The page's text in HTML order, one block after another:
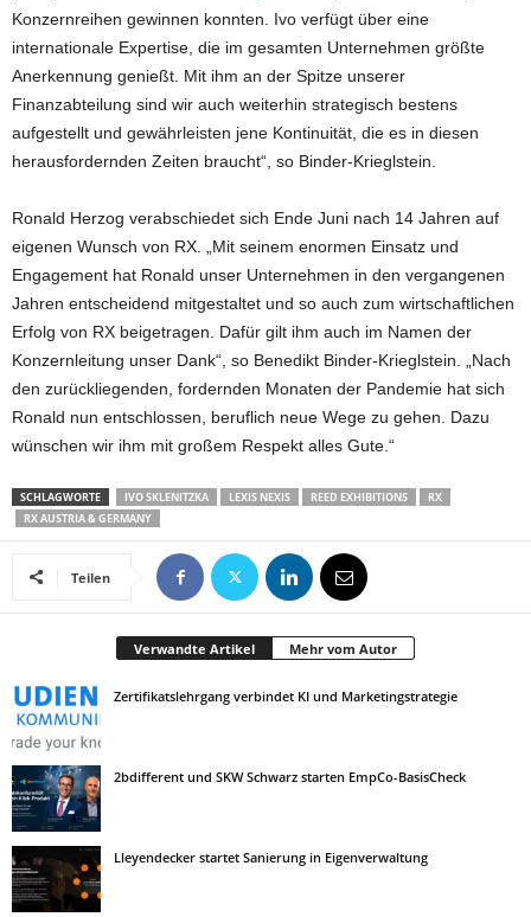
Konzernreihen gewinnen konnten. Ivo verfügt über eine
internationale Expertise, die im gesamten Unternehmen größte
Anerkennung genießt. Mit ihm an der Spitze unserer
Finanzabteilung sind wir auch weiterhin strategisch bestens
aufgestellt und gewährleisten jene Kontinuität, die es in diesen
herausfordernden Zeiten braucht“, so Binder-Krieglstein.
Ronald Herzog verabschiedet sich Ende Juni nach 14 Jahren auf
eigenen Wunsch von RX. „Mit seinem enormen Einsatz und
Engagement hat Ronald unser Unternehmen in den vergangenen
Jahren entscheidend mitgestaltet und so auch zum wirtschaftlichen
Erfolg von RX beigetragen. Dafür gilt ihm auch im Namen der
Konzernleitung unser Dank“, so Benedikt Binder-Krieglstein. „Nach
den zurückliegenden, fordernden Monaten der Pandemie hat sich
Ronald nun entschlossen, beruflich neue Wege zu gehen. Dazu
wünschen wir ihm mit großem Respekt alles Gute.“
SCHLAGWORTE IVO SKLENITZKA LEXIS NEXIS REED EXHIBITIONS
RX
RX AUSTRIA & GERMANY
Teilen
Verwandte Artikel Mehr vom Autor
Zertifikatslehrgang verbindet KI und Marketingstrategie
2bdifferent und SKW Schwarz starten EmpCo-BasisCheck
Lleyendecker startet Sanierung in Eigenverwaltung